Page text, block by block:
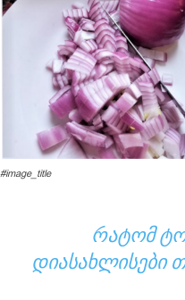
#image_title
ᲠᲐᲢᲝᲛ
ᲓᲘᲐᲡᲐᲮᲚᲘᲡᲔᲑᲘ